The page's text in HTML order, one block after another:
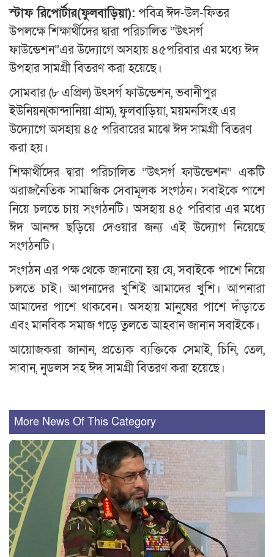
স্টাফ রিপোর্টার(ফুলবাড়িয়া): পবিত্র ঈদ-উল-ফিতর
উপলক্ষে শিক্ষার্থীদের দ্বারা পরিচালিত “উৎসর্গ
ফাউন্ডেশন”এর উদ্যোগে অসহায় ৪৫পরিবার এর মধ্যে ঈদ
উপহার সামগ্রী বিতরণ করা হয়েছে।
সোমবার (৮ এপ্রিল) উৎসর্গ ফাউন্ডেশন, ভবানীপুর
ইউনিয়ন(কান্দানিয়া গ্রাম), ফুলবাড়িয়া, ময়মনসিংহ এর
উদ্যোগে অসহায় ৪৫ পরিবারের মাঝে ঈদ সামগ্রী বিতরণ
করা হয়।
শিক্ষার্থীদের দ্বারা পরিচালিত “উৎসর্গ ফাউন্ডেশন” একটি
অরাজনৈতিক সামাজিক সেবামূলক সংগঠন। সবাইকে পাশে
নিয়ে চলতে চায় সংগঠনটি। অসহায় ৪৫ পরিবার এর মধ্যে
ঈদ আনন্দ ছড়িয়ে দেওয়ার জন্য এই উদ্যোগ নিয়েছে
সংগঠনটি।
সংগঠন এর পক্ষ থেকে জানানো হয় যে, সবাইকে পাশে নিয়ে
চলতে চাই। আপনাদের খুশিই আমাদের খুশি। আপনারা
আমাদের পাশে থাকবেন। অসহায় মানুষের পাশে দাঁড়াতে
এবং মানবিক সমাজ গড়ে তুলতে আহবান জানান সবাইকে।
আয়োজকরা জানান, প্রত্যেক ব্যক্তিকে সেমাই, চিনি, তেল,
সাবান, নুডলস সহ ঈদ সামগ্রী বিতরণ করা হয়েছে।
More News Of This Category